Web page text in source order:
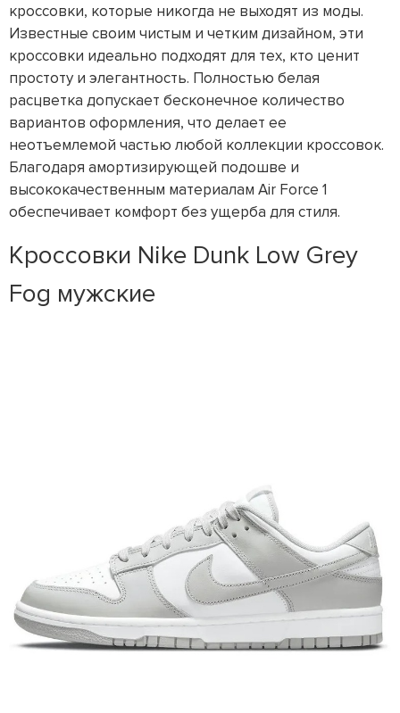
кроссовки, которые никогда не выходят из моды.
Известные своим чистым и четким дизайном, эти
кроссовки идеально подходят для тех, кто ценит
простоту и элегантность. Полностью белая
расцветка допускает бесконечное количество
вариантов оформления, что делает ее
неотъемлемой частью любой коллекции кроссовок.
Благодаря амортизирующей подошве и
высококачественным материалам Air Force 1
обеспечивает комфорт без ущерба для стиля.
Кроссовки Nike Dunk Low Grey
Fog мужские